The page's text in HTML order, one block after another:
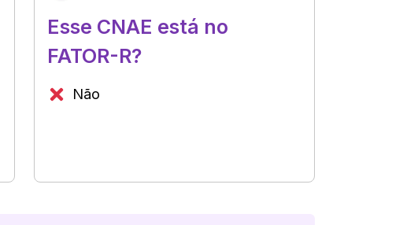
Esse CNAE está no
FATOR-R?
Não